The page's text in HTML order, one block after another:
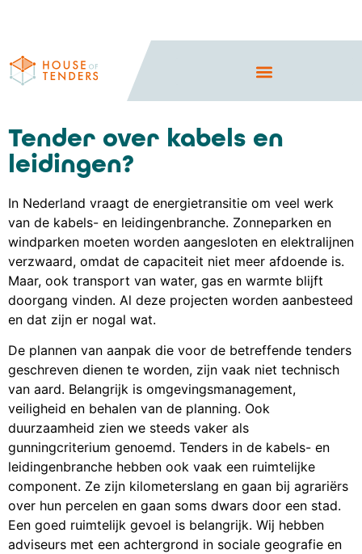
Tender over kabels en
leidingen?
In Nederland vraagt de energietransitie om veel werk
van de kabels- en leidingenbranche. Zonneparken en
windparken moeten worden aangesloten en elektralijnen
verzwaard, omdat de capaciteit niet meer afdoende is.
Maar, ook transport van water, gas en warmte blijft
doorgang vinden. Al deze projecten worden aanbesteed
en dat zijn er nogal wat.
De plannen van aanpak die voor de betreffende tenders
geschreven dienen te worden, zijn vaak niet technisch
van aard. Belangrijk is omgevingsmanagement,
veiligheid en behalen van de planning. Ook
duurzaamheid zien we steeds vaker als
gunningcriterium genoemd. Tenders in de kabels- en
leidingenbranche hebben ook vaak een ruimtelijke
component. Ze zijn kilometerslang en gaan bij agrariërs
over hun percelen en gaan soms dwars door een stad.
Een goed ruimtelijk gevoel is belangrijk. Wij hebben
adviseurs met een achtergrond in sociale geografie en